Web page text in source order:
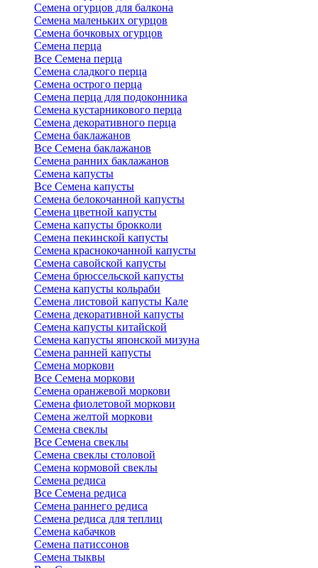
Семена огурцов для балкона
Семена маленьких огурцов
Семена бочковых огурцов
Семена перца
Все Семена перца
Семена сладкого перца
Семена острого перца
Семена перца для подоконника
Семена кустарникового перца
Семена декоративного перца
Семена баклажанов
Все Семена баклажанов
Семена ранних баклажанов
Семена капусты
Все Семена капусты
Семена белокочанной капусты
Семена цветной капусты
Семена капусты брокколи
Семена пекинской капусты
Семена краснокочанной капусты
Семена савойской капусты
Семена брюссельской капусты
Семена капусты кольраби
Семена листовой капусты Кале
Семена декоративной капусты
Семена капусты китайской
Семена капусты японской мизуна
Семена ранней капусты
Семена моркови
Все Семена моркови
Семена оранжевой моркови
Семена фиолетовой моркови
Семена желтой моркови
Семена свеклы
Все Семена свеклы
Семена свеклы столовой
Семена кормовой свеклы
Семена редиса
Все Семена редиса
Семена раннего редиса
Семена редиса для теплиц
Семена кабачков
Семена патиссонов
Семена тыквы